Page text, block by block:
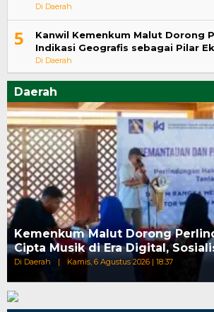
Di Daerah
5
Kanwil Kemenkum Malut Dorong
Indikasi Geografis sebagai Pilar
Di Daerah
Daerah
Kemenkum Malut Dorong
Cipta Musik di Era Digital,
Di Daerah | Kamis, 6 Agustus 2026 | 18:37